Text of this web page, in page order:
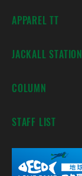
APPAREL TT
JACKALL STATION
COLUMN
STAFF LIST